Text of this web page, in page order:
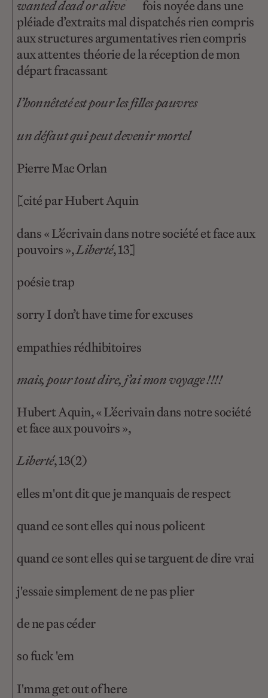
wanted dead or alive
fois noyée dans une
pléiade d’extraits mal dispatchés rien compris
aux structures argumentatives rien compris
aux attentes théorie de la réception de mon
départ fracassant
l’honnêteté est pour les filles pauvres
un défaut qui peut devenir mortel
Pierre Mac Orlan
[cité par Hubert Aquin
dans « L’écrivain dans notre société et face aux
pouvoirs »,Liberté, 13]
poésie trap
sorry I don’t have time for excuses
empathies rédhibitoires
mais, pour tout dire, j’ai mon voyage !!!!
Hubert Aquin, « L’écrivain dans notre société
et face aux pouvoirs »,
Liberté, 13(2)
elles m'ont dit que je manquais de respect
quand ce sont elles qui nous policent
quand ce sont elles qui se targuent de dire vrai
j'essaie simplement de ne pas plier
de ne pas céder
so fuck 'em
I'mma get out of here